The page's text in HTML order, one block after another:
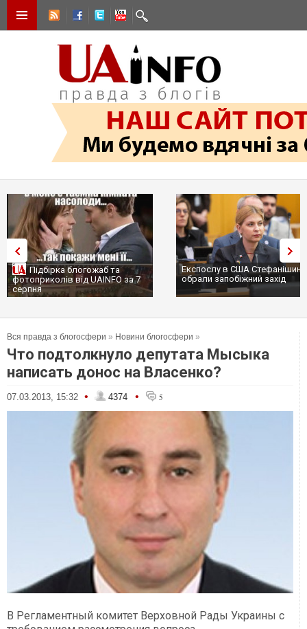
Підбірка блогожаб та
фотоприколів від UAINFO за 7
серпня
Експослу в США
обрали запобіжний захід
Вся правда з блогосфери » Новини блогосфери »
Что подтолкнуло депутата Мысыка
написать донос на Власенко?
07.03.2013, 15:32 • 4374 • 5
В Регламентный комитет Верховной Рады Украины с